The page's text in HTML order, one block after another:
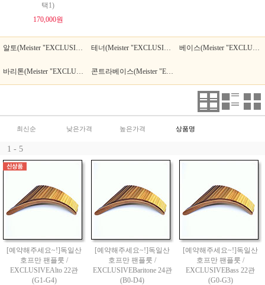
택1)
170,000원
최신순 낮은가격 높은가격 상품명
1 - 5
[예약해주세요~!]독일산
호프만 팬플룻 /
EXCLUSIVEAlto 22관
(G1-G4)
[예약해주세요~!]독일산
호프만 팬플룻 /
EXCLUSIVEBaritone 24관
(B0-D4)
[예약해주세요~!]독일산
호프만 팬플룻 /
EXCLUSIVEBass 22관
(G0-G3)